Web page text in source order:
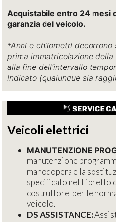
Acquistabile entro 24 mesi
garanzia del veicolo.
*Anni e chilometri
prima immatricolazione
alla fine dell’intervallo
indicato (qualunque sia
Veicoli elettrici
MANUTENZIONE
manutenzione
manodopera e la
specificato nel Libretto
costruttore, per le
veicolo.
DS ASSISTANCE: